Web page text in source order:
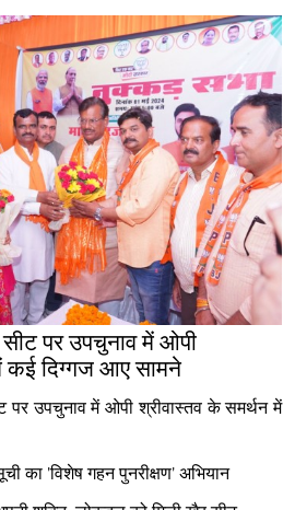
पर उपचुनाव में ओपी
कई दिग्गज आए सामने
पर उपचुनाव में ओपी श्रीवास्तव के समर्थन में
का 'विशेष गहन पुनरीक्षण' अभियान